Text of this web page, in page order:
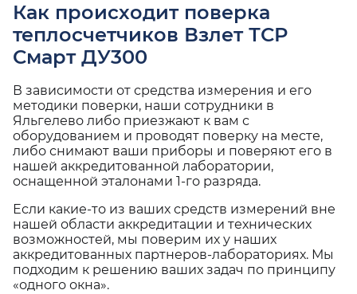
Как происходит поверка
теплосчетчиков Взлет ТСР
Смарт ДУ300
В зависимости от средства измерения и его
методики поверки, наши сотрудники в
Яльгелево либо приезжают к вам с
оборудованием и проводят поверку на месте,
либо снимают ваши приборы и поверяют его в
нашей аккредитованной лаборатории,
оснащенной эталонами 1-го разряда.
Если какие-то из ваших средств измерений вне
нашей области аккредитации и технических
возможностей, мы поверим их у наших
аккредитованных партнеров-лабораториях. Мы
подходим к решению ваших задач по принципу
«одного окна».